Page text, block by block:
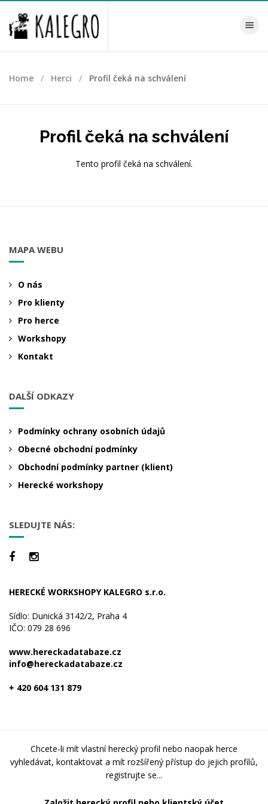
Toggle
Home Herci Profil čeká na schválení
Profil čeká na schválení
Tento profil čeká na schválení.
MAPA WEBU
O nás
Pro klienty
Pro herce
Workshopy
Kontakt
DALŠÍ ODKAZY
Podmínky ochrany osobních údajů
Obecné obchodní podmínky
Obchodní podmínky partner (klient)
Herecké workshopy
SLEDUJTE NÁS:
HERECKÉ WORKSHOPY KALEGRO s.r.o.
Sídlo: Dunická 3142/2, Praha 4
IČO: 079 28 696
www.hereckadatabaze.cz
info@hereckadatabaze.cz
+ 420 604 131 879
Chcete-li mít vlastní herecký profil nebo naopak herce
vyhledávat, kontaktovat a mít rozšířený přístup do jejich profilů,
registrujte se...